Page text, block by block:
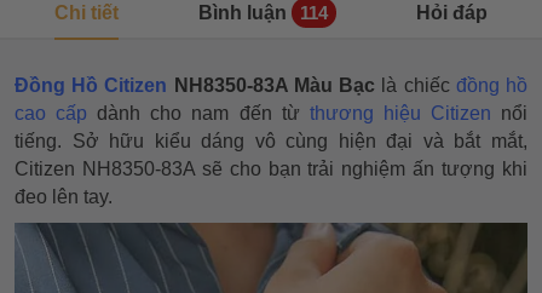
Chi tiết Bình luận 114 Hỏi đáp
Đồng Hồ Citizen NH8350-83A Màu Bạc là chiếc đồng hồ
cao cấp dành cho nam đến từ thương hiệu Citizen nổi
tiếng. Sở hữu kiểu dáng vô cùng hiện đại và bắt mắt,
Citizen NH8350-83A sẽ cho bạn trải nghiệm ấn tượng khi
đeo lên tay.